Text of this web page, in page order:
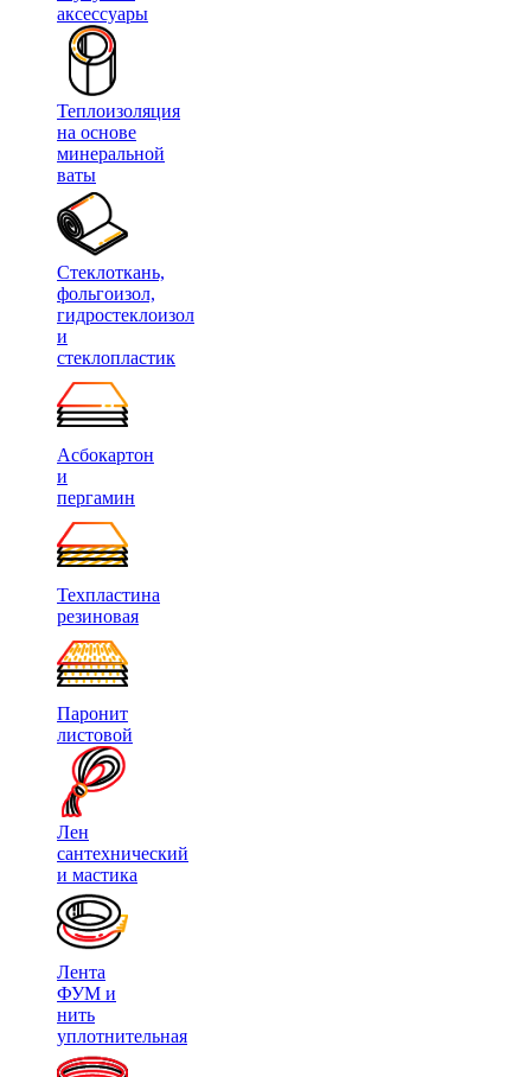
аксессуары
Теплоизоляция
на основе
минеральной
ваты
Стеклоткань,
фольгоизол,
гидростеклоизол
и
стеклопластик
Асбокартон
и
пергамин
Техпластина
резиновая
Паронит
листовой
Лен
сантехнический
и мастика
Лента
ФУМ и
нить
уплотнительная